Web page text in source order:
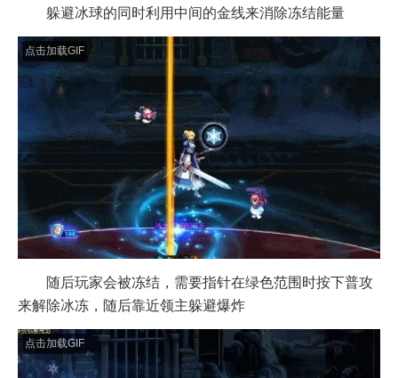
躲避冰球的同时利用中间的金线来消除冻结能量
点击加载GIF
随后玩家会被冻结，需要指针在绿色范围时按下普攻
来解除冰冻，随后靠近领主躲避爆炸
点击加载GIF